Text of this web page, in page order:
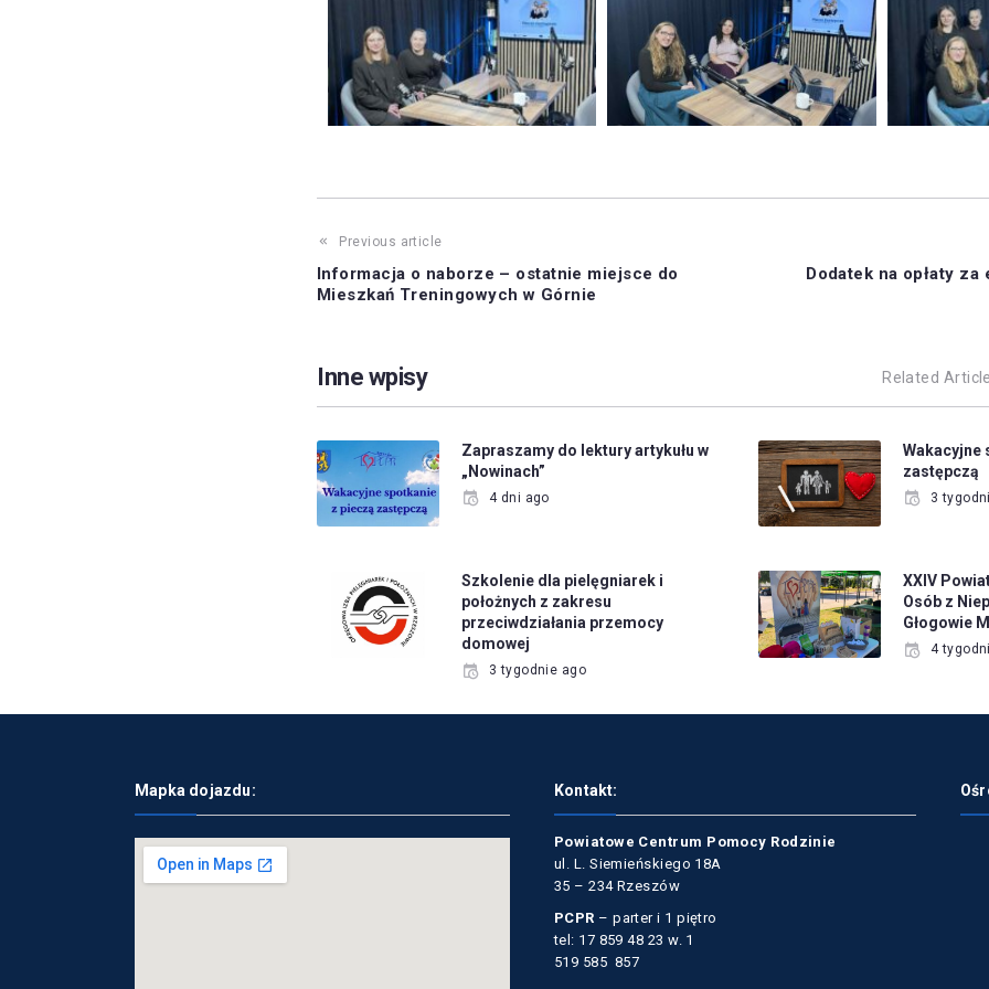
Previous article
Informacja o naborze – ostatnie miejsce do
Mieszkań Treningowych w Górnie
Dodatek na opłaty
Inne wpisy Related
Zapraszamy do lektury artykułu w
„Nowinach”
4 dni ago
Wakacyjne
zastępczą
3
Szkolenie dla pielęgniarek i
położnych z zakresu
przeciwdziałania przemocy
domowej
3 tygodnie ago
XXIV
Osób z
Głogowie
4
Mapka dojazdu: Kontakt:
Powiatowe Centrum Pomocy Rodzinie
ul. L. Siemieńskiego 18A
35 – 234 Rzeszów
PCPR – parter i 1 piętro
tel: 17 859 48 23 w. 1
519 585 857